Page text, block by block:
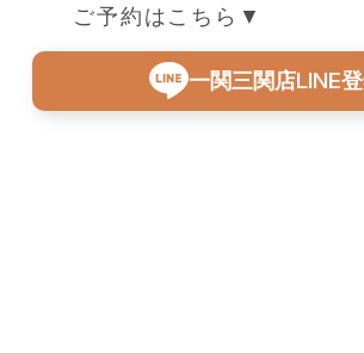
ご予約はこちら▼
一関三関店LINE